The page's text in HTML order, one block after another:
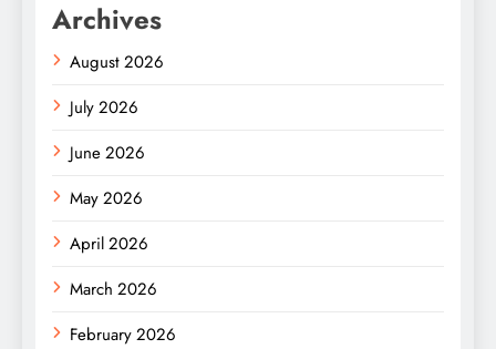
Archives
August 2026
July 2026
June 2026
May 2026
April 2026
March 2026
February 2026